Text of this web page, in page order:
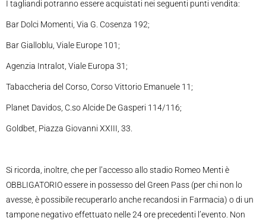
I tagliandi potranno essere acquistati nei seguenti punti vendita:
Bar Dolci Momenti, Via G. Cosenza 192;
Bar Gialloblu, Viale Europe 101;
Agenzia Intralot, Viale Europa 31;
Tabaccheria del Corso, Corso Vittorio Emanuele 11;
Planet Davidos, C.so Alcide De Gasperi 114/116;
Goldbet, Piazza Giovanni XXIII, 33.
Si ricorda, inoltre, che per l’accesso allo stadio Romeo Menti è
OBBLIGATORIO essere in possesso del Green Pass (per chi non lo
avesse, è possibile recuperarlo anche recandosi in Farmacia) o di un
tampone negativo effettuato nelle 24 ore precedenti l’evento. Non